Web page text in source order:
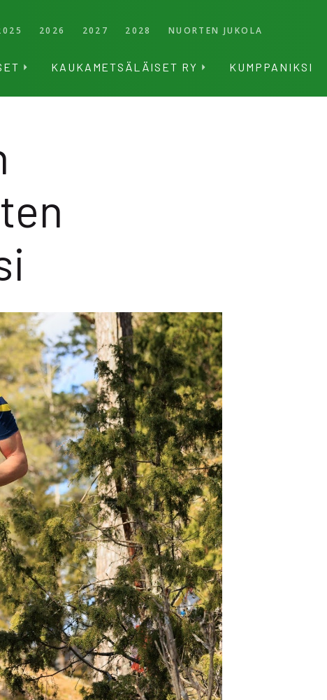
2026 2027 2028 NUORTEN JUKOLA
KAUKAMETSÄLÄISET RY KUMPPANIKSI